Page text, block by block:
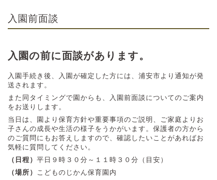
入園前面談
入園の前に面談があります。
入園手続き後、入園が確定した方には、浦安市より通知が発
送されます。
また同タイミングで園からも、入園前面談についてのご案内
をお送りします。
当日は、園より保育方針や重要事項のご説明、ご家庭よりお
子さんの成長や生活の様子をうかがいます。保護者の方から
のご質問にもお答えしますので、確認したいことがあればお
気軽に質問してください。
（日程） 平日９時３０分～１１時３０分（目安）
（場所）
こどものじかん保育園内